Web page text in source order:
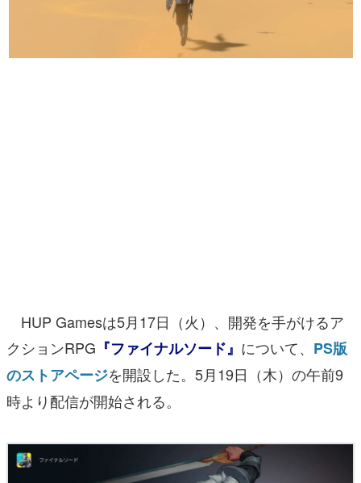
HUP Gamesは5月17日（火）、開発を手がけるア
クションRPG 『ファイナルソード』 について、 PS版
のストアページを開設した。5月19日（木）の午前9
時より配信が開始される。